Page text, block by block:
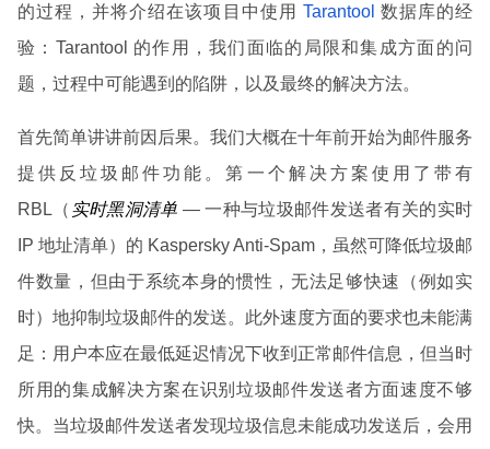
的过程，并将介绍在该项目中使用 Tarantool 数据库的经
验：Tarantool 的作用，我们面临的局限和集成方面的问
题，过程中可能遇到的陷阱，以及最终的解决方法。
首先简单讲讲前因后果。我们大概在十年前开始为邮件服务
提供反垃圾邮件功能。第一个解决方案使用了带有
RBL（ 实时黑洞清单 — 一种与垃圾邮件发送者有关的实时
IP 地址清单）的 Kaspersky Anti-Spam，虽然可降低垃圾邮
件数量，但由于系统本身的惯性，无法足够快速（例如实
时）地抑制垃圾邮件的发送。此外速度方面的要求也未能满
足：用户本应在最低延迟情况下收到正常邮件信息，但当时
所用的集成解决方案在识别垃圾邮件发送者方面速度不够
快。当垃圾邮件发送者发现垃圾信息未能成功发送后，会用